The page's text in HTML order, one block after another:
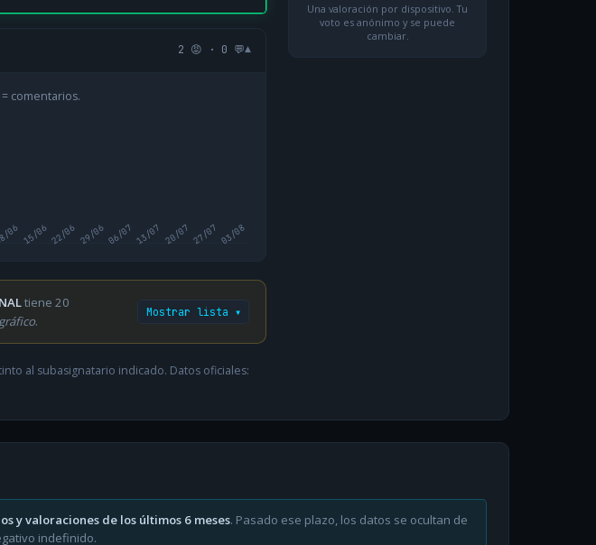
2 😡 · 0 💬▾
= comentarios.
06 15/0622/06 29/0606/07 13/07 20/07 27/07 03/08
tiene 20
.
Mostrar lista ▾
al subasignatario indicado. Datos oficiales:
Una valoración por dispositivo. Tu
voto es anónimo y se puede
cambiar.
y valoraciones de los últimos 6 meses. Pasado ese plazo, los datos se ocultan de
indefinido.